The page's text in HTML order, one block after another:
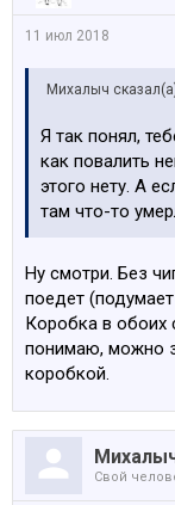
11 июл 2018
Михалыч
Я так понял,
как повалить
этого нету. А
там что-то
Ну смотри. Без
поедет
Коробка в обоих
понимаю, можно
коробкой.
Свой